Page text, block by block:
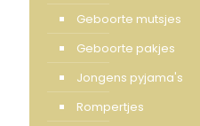
Geboorte mutsjes
Geboorte pakjes
Jongens pyjama's
Rompertjes